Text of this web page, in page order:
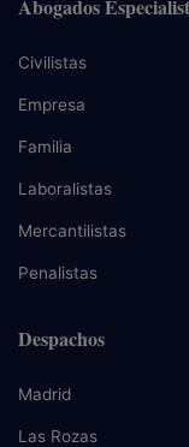
Abogados
Civilistas
Empresa
Familia
Laboralistas
Mercantilistas
Penalistas
Despachos
Madrid
Las Rozas